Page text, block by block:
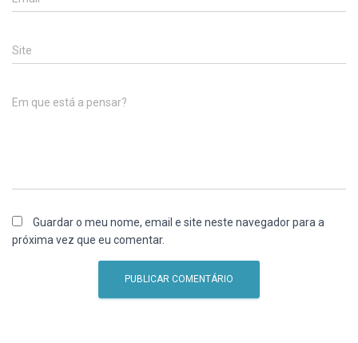
Site
Em que está a pensar?
Guardar o meu nome, email e site neste navegador para a
próxima vez que eu comentar.